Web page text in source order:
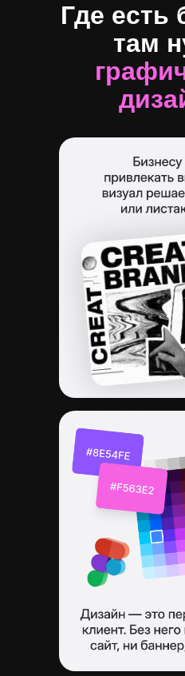
Где есть
там
Вы можете брать
время обучения.
устраиваются на
младшего
на себя на